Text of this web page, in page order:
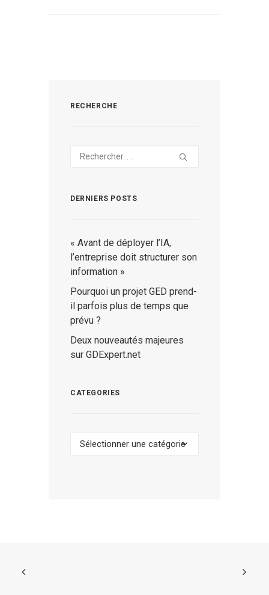
RECHERCHE
DERNIERS POSTS
« Avant de déployer l’IA,
l’entreprise doit structurer son
information »
Pourquoi un projet GED prend-
il parfois plus de temps que
prévu ?
Deux nouveautés majeures
sur GDExpert.net
CATEGORIES
Categories